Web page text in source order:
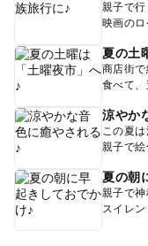
親子で
映画の
夏の土
商店街で
食べて
涼やか
この夏
親子で
夏の朝
親子で神
スイレ